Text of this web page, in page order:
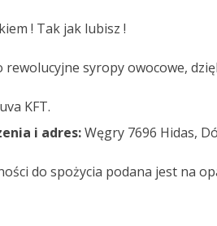
! Tak jak lubisz !
rewolucyjne syropy owocowe,
KFT.
i adres:Węgry 7696 Hidas,
do spożycia podana jest na